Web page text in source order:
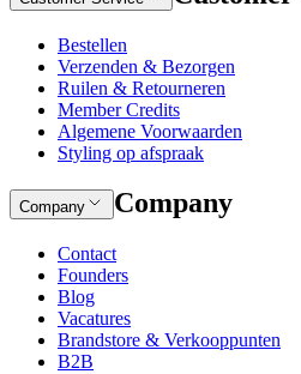
Bestellen
Verzenden & Bezorgen
Ruilen & Retourneren
Member Credits
Algemene Voorwaarden
Styling op afspraak
Company Company
Contact
Founders
Blog
Vacatures
Brandstore & Verkooppunten
B2B